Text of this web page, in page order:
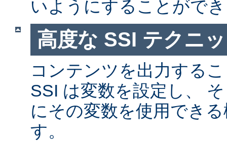
いようにすることがで
高度な SSI テクニ
コンテンツを出力する
SSI は変数を設定し、
にその変数を使用でき
す。